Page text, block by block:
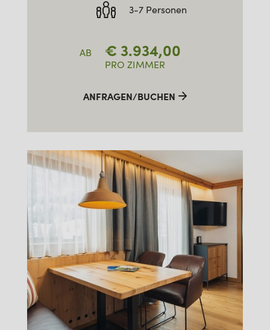
3-7 Personen
AB € 3.934,00
PRO ZIMMER
ANFRAGEN/BUCHEN